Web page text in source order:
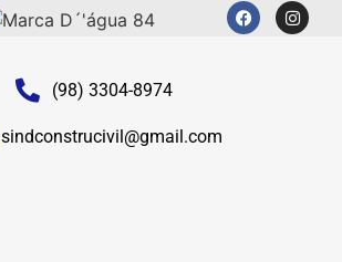
(98) 3304-8974
sindconstrucivil@gmail.com